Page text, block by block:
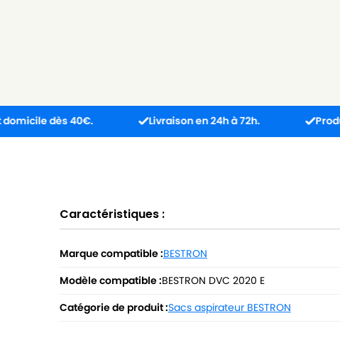
40€. Livraison en 24h à 72h. Produit reçu
Caractéristiques :
Marque compatible :BESTRON
Modèle compatible :BESTRON DVC 2020 E
Catégorie de produit :Sacs aspirateur BESTRON